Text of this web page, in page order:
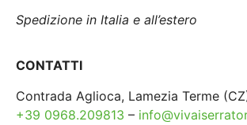
Spedizione in Italia e all’estero
CONTATTI
Contrada Aglioca, Lamezia Terme
+39 0968.209813 –